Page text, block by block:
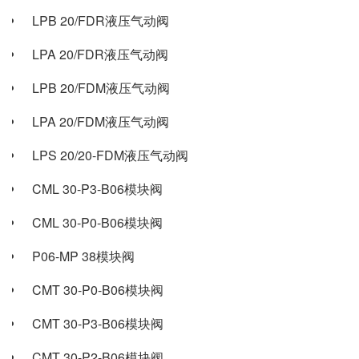
LPB 20/FDR液压气动阀
LPA 20/FDR液压气动阀
LPB 20/FDM液压气动阀
LPA 20/FDM液压气动阀
LPS 20/20-FDM液压气动阀
CML 30-P3-B06模块阀
CML 30-P0-B06模块阀
P06-MP 38模块阀
CMT 30-P0-B06模块阀
CMT 30-P3-B06模块阀